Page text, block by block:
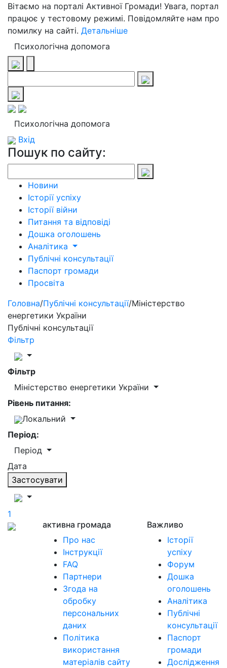
Вітаємо на порталі Активної Громади! Увага, портал
працює у тестовому режимі. Повідомляйте нам про
помилку на сайті. Детальніше
Психологічна допомога
Психологічна допомога
Вхід
Пошук по сайту:
Новини
Історії успіху
Історії війни
Питання та відповіді
Дошка оголошень
Аналітика
Публічні консультації
Паспорт громади
Просвіта
Головна/Публічні консультації/Міністерство
енергетики України
Публічні консультації
Фільтр
Фільтр
Міністерство енергетики України
Рівень питання:
Локальний
Період:
Період
Дата
Застосувати
1
активна громада
Про нас
Інструкції
FAQ
Партнери
Згода на
обробку
персональних
даних
Політика
використання
матеріалів сайту
Важливо
Історії
успіху
Форум
Дошка
оголошень
Аналітика
Публічні
консультації
Паспорт
громади
Дослідження